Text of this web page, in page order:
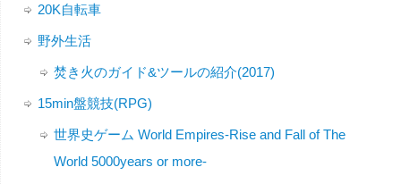
20K自転車
野外生活
焚き火のガイド&ツールの紹介(2017)
15min盤競技(RPG)
世界史ゲーム World Empires-Rise and Fall of The
World 5000years or more-